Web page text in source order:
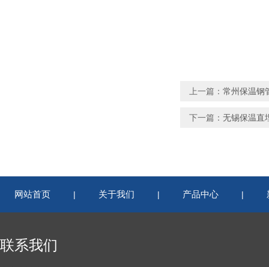
上一篇： 常州保温钢
下一篇： 无锡保温直
网站首页 | 关于我们 | 产品中心 |
联系我们